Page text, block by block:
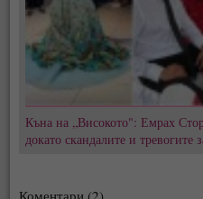
Къна на „Високото": Емрах
докато скандалите и тревогите